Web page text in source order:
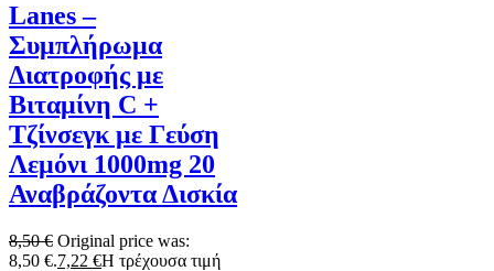
Lanes –
Συμπλήρωμα
Διατροφής με
Βιταμίνη C +
Τζίνσεγκ με Γεύση
Λεμόνι 1000mg 20
Αναβράζοντα Δισκία
8,50€ Original price was:
8,50 €.7,22 €Η τρέχουσα τιμή